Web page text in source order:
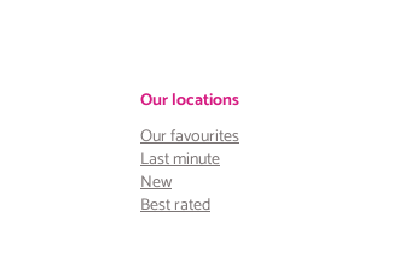
Our locations
Our favourites
Last minute
New
Best rated